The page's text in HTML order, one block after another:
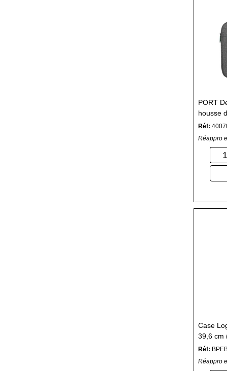
PORT
housse
Réf:
Réappro
Case
39,6 cm
Réf:
Réappro